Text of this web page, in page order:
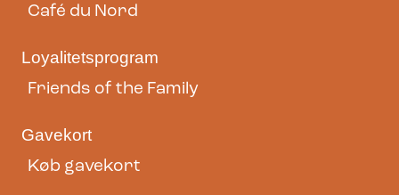
Café du Nord
Loyalitetsprogram
Friends of the Family
Gavekort
Køb gavekort